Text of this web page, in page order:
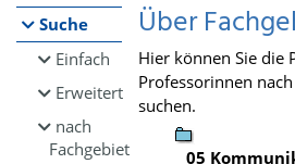
Suche
Einfach
Erweitert
nach
Fachgebiet
Über
Hier können Sie die
Professorinnen
suchen.
05